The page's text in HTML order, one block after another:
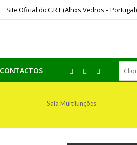
Site Oficial do C.R.I. (Alhos Vedros – Portugal)
CONTACTOS
Sala Multifunções